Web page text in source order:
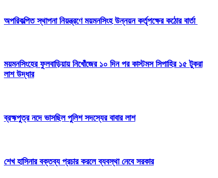
অপরিকল্পিত স্থাপনা নিয়ন্ত্রণে ময়মনসিংহ উন্নয়ন কর্তৃপক্ষের কঠোর বার্তা
ময়মনসিংহের ফুলবাড়িয়ায় নিখোঁজের ১০ দিন পর কাস্টমস সিপাহির ১৫ টুকরা
লাশ উদ্ধার
ব্রহ্মপুত্র নদে ভাসছিল পুলিশ সদস্যের বাবার লাশ
শেখ হাসিনার বক্তব্য প্রচার করলে ব্যবস্থা নেবে সরকার